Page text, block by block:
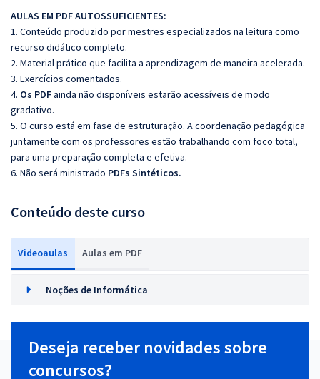
AULAS EM PDF AUTOSSUFICIENTES:
1. Conteúdo produzido por mestres especializados na leitura como
recurso didático completo.
2. Material prático que facilita a aprendizagem de maneira acelerada.
3. Exercícios comentados.
4. Os PDFainda não disponíveis estarão acessíveis de modo
gradativo.
5. O curso está em fase de estruturação. A coordenação pedagógica
juntamente com os professores estão trabalhando com foco total,
para uma preparação completa e efetiva.
6. Não será ministrado PDFs Sintéticos.
Conteúdo deste curso
Videoaulas Aulas em PDF
Noções de Informática
Deseja receber novidades sobre
concursos?